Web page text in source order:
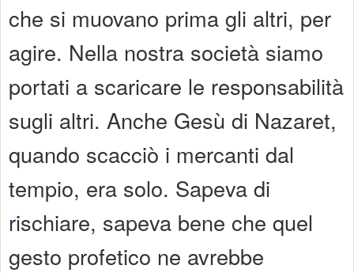
che si muovano prima gli altri, per
agire. Nella nostra società siamo
portati a scaricare le responsabilità
sugli altri. Anche Gesù di Nazaret,
quando scacciò i mercanti dal
tempio, era solo. Sapeva di
rischiare, sapeva bene che quel
gesto profetico ne avrebbe